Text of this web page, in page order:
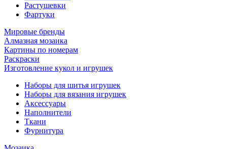
Растушевки
Фартуки
Мировые бренды
Алмазная мозаика
Картины по номерам
Раскраски
Изготовление кукол и игрушек
Наборы для шитья игрушек
Наборы для вязания игрушек
Аксессуары
Наполнители
Ткани
Фурнитура